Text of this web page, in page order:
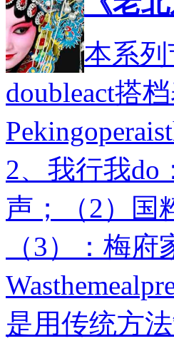
本系
doubleact搭
2、我行我do
声；（2）国
（3）：梅
是用传统方